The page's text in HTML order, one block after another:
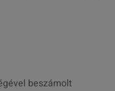
beszámolt